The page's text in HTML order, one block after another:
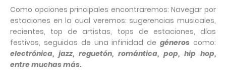
Como opciones principales encontraremos: Navegar por
estaciones en la cual veremos: sugerencias musicales,
recientes, top de artistas, tops de estaciones, días
festivos, seguidas de una infinidad degéneros como:
electrónica, jazz, reguetón, romántica, pop, hip hop,
entre muchas más.